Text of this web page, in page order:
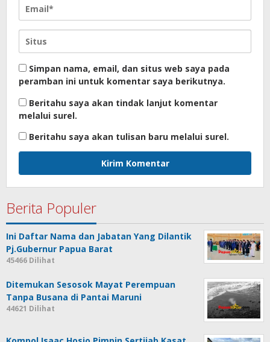
Simpan nama, email, dan situs web saya pada
peramban ini untuk komentar saya berikutnya.
Beritahu saya akan tindak lanjut komentar
melalui surel.
Beritahu saya akan tulisan baru melalui surel.
Berita Populer
Ini Daftar Nama dan Jabatan Yang Dilantik
Pj.Gubernur Papua Barat
45466 Dilihat
Ditemukan Sesosok Mayat Perempuan
Tanpa Busana di Pantai Maruni
44621 Dilihat